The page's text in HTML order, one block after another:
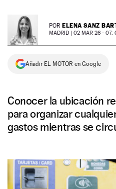
SERVICIOS
NEWSLETTER
SÍGUENOS
POR ELENA SANZ
MADRID | 02 MAR 26 - 07:
Añadir EL MOTOR en Google
Conocer la ubicación
para organizar
gastos mientras se